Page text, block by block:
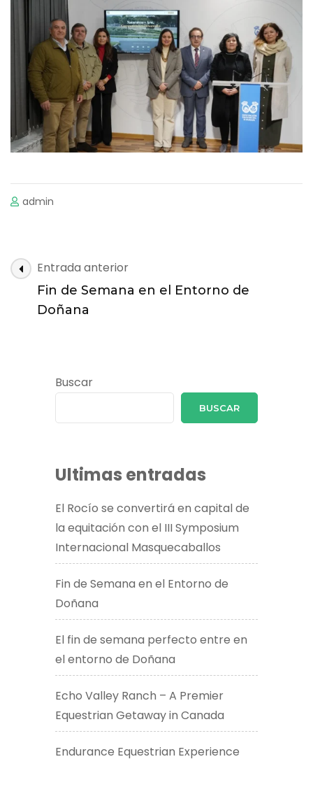
admin
Navegación
de
Entrada anterior
Fin de Semana en el Entorno de
Doñana
Buscar
BUSCAR
Ultimas entradas
El Rocío se convertirá en capital de
la equitación con el III Symposium
Internacional Masquecaballos
Fin de Semana en el Entorno de
Doñana
El fin de semana perfecto entre en
el entorno de Doñana
Echo Valley Ranch – A Premier
Equestrian Getaway in Canada​
Endurance Equestrian Experience